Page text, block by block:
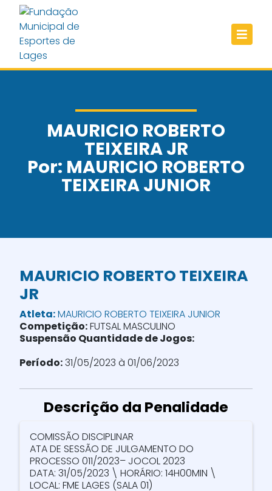
MAURICIO ROBERTO
TEIXEIRA JR
Por: MAURICIO ROBERTO
TEIXEIRA JUNIOR
MAURICIO ROBERTO TEIXEIRA
JR
Atleta:MAURICIO ROBERTO TEIXEIRA JUNIOR
Competição:FUTSAL MASCULINO
Suspensão Quantidade de Jogos:
Período:31/05/2023 à 01/06/2023
Descrição da Penalidade
COMISSÃO DISCIPLINAR
ATA DE SESSÃO DE JULGAMENTO DO
PROCESSO 011/2023– JOCOL 2023
DATA: 31/05/2023 \ HORÁRIO: 14H00MIN \
LOCAL: FME LAGES (SALA 01)